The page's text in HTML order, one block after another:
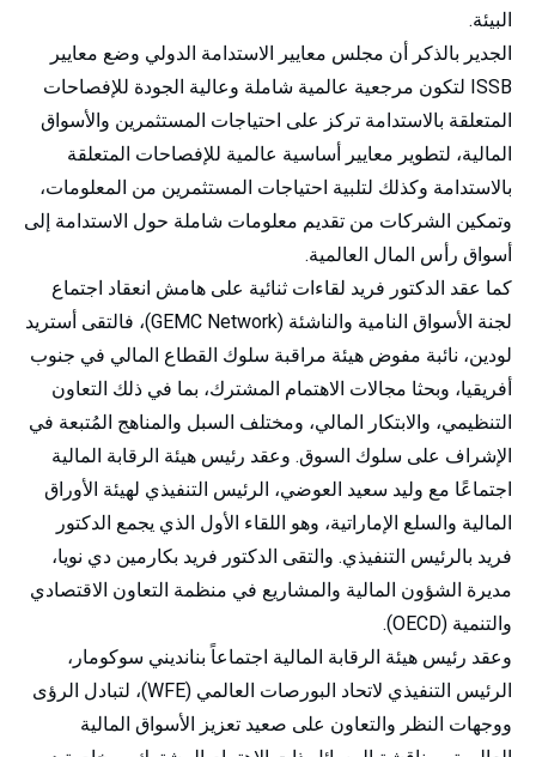
البيئة.
الجدير بالذكر أن مجلس معايير الاستدامة الدولي وضع معايير
ISSB لتكون مرجعية عالمية شاملة وعالية الجودة للإفصاحات
المتعلقة بالاستدامة تركز على احتياجات المستثمرين والأسواق
المالية، لتطوير معايير أساسية عالمية للإفصاحات المتعلقة
بالاستدامة وكذلك لتلبية احتياجات المستثمرين من المعلومات،
وتمكين الشركات من تقديم معلومات شاملة حول الاستدامة إلى
أسواق رأس المال العالمية.
كما عقد الدكتور فريد لقاءات ثنائية على هامش انعقاد اجتماع
لجنة الأسواق النامية والناشئة (GEMC Network)، فالتقى أستريد
لودين، نائبة مفوض هيئة مراقبة سلوك القطاع المالي في جنوب
أفريقيا، وبحثا مجالات الاهتمام المشترك، بما في ذلك التعاون
التنظيمي، والابتكار المالي، ومختلف السبل والمناهج المُتبعة في
الإشراف على سلوك السوق. وعقد رئيس هيئة الرقابة المالية
اجتماعًا مع وليد سعيد العوضي، الرئيس التنفيذي لهيئة الأوراق
المالية والسلع الإماراتية، وهو اللقاء الأول الذي يجمع الدكتور
فريد بالرئيس التنفيذي. والتقى الدكتور فريد بكارمين دي نويا،
مديرة الشؤون المالية والمشاريع في منظمة التعاون الاقتصادي
والتنمية (OECD).
وعقد رئيس هيئة الرقابة المالية اجتماعاً بنانديني سوكومار،
الرئيس التنفيذي لاتحاد البورصات العالمي (WFE)، لتبادل الرؤى
ووجهات النظر والتعاون على صعيد تعزيز الأسواق المالية